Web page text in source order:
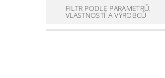
FILTR PODLE PARAMETRŮ,
VLASTNOSTÍ A VÝROBCŮ